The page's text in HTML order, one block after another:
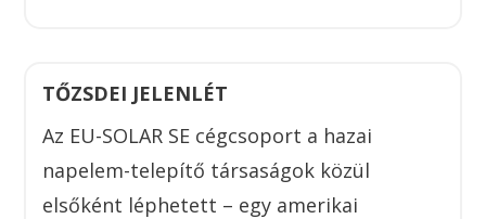
TŐZSDEI JELENLÉT
Az EU-SOLAR SE cégcsoport a hazai
napelem-telepítő társaságok közül
elsőként léphetett – egy amerikai